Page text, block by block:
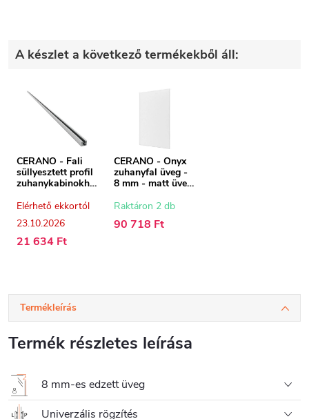
A készlet a következő termékekből áll:
CERANO - Fali
süllyesztett profil
zuhanykabinokho
süllyesztett -
Elérhető ekkortól
23.10.2026
21 634 Ft
CERANO - Onyx
zuhanyfal üveg -
8 mm - matt üveg
Raktáron 2 db
90 718 Ft
Termékleírás
Termék részletes leírása
8 mm-es edzett üveg
Univerzális rögzítés